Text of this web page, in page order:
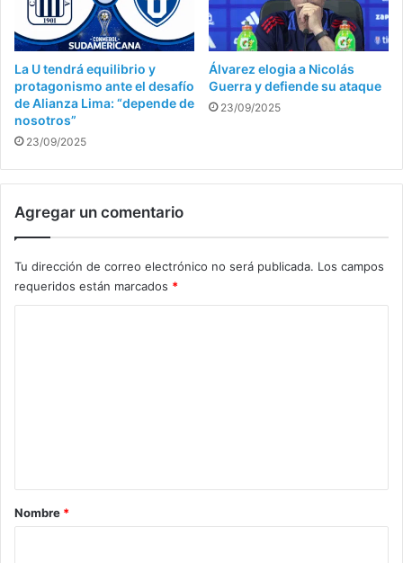
La U tendrá equilibrio y
protagonismo ante el desafío
de Alianza Lima: “depende de
nosotros”
23/09/2025
Álvarez elogia a Nicolás
Guerra y defiende su ataque
23/09/2025
Agregar un comentario
Tu dirección de correo electrónico no será publicada. Los campos
requeridos están marcados *
rNombre *